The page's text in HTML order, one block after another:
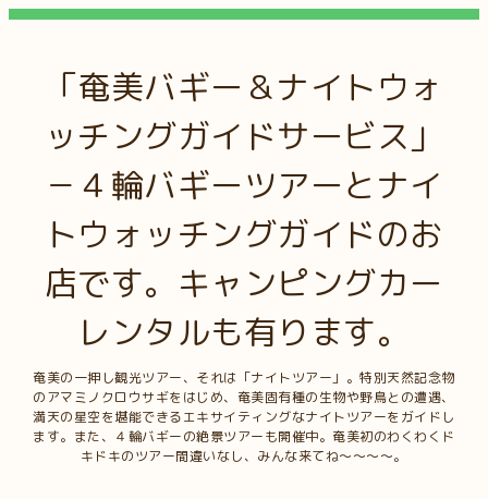
「奄美バギー＆ナイトウォ
ッチングガイドサービス」
－４輪バギーツアーとナイ
トウォッチングガイドのお
店です。キャンピングカー
レンタルも有ります。
奄美の一押し観光ツアー、それは「ナイトツアー」。特別天然記念物
のアマミノクロウサギをはじめ、奄美固有種の生物や野鳥との遭遇、
満天の星空を堪能できるエキサイティングなナイトツアーをガイドし
ます。また、４輪バギーの絶景ツアーも開催中。奄美初のわくわくド
キドキのツアー間違いなし、みんな来てね～～～～。